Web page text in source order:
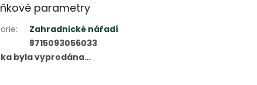
parametry
:
Zahradnické nářadí
8715093056033
byla vyprodána…